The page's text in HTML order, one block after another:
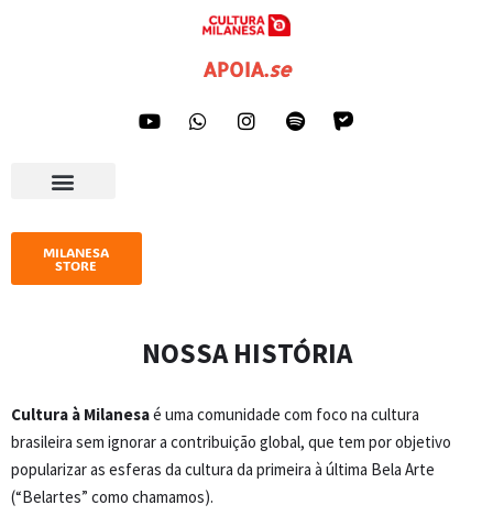
APOIA.se
MILANESA
STORE
NOSSA HISTÓRIA
Cultura à Milanesaé uma comunidade com foco na cultura
brasileira sem ignorar a contribuição global, que tem por objetivo
popularizar as esferas da cultura da primeira à última Bela Arte
(“Belartes” como chamamos).